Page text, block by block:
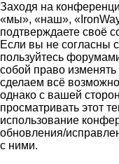
Заходя на
«мы», «наш»,
подтверждаете своё
Если вы не согласны
пользуйтесь
собой право
сделаем всё
однако с вашей
просматривать этот
использование
обновления/
с ними.